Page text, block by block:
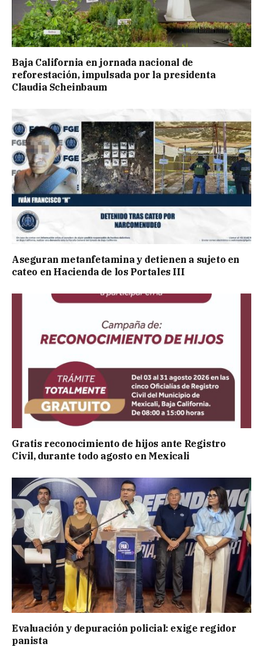
Baja California en jornada nacional de
reforestación, impulsada por la presidenta
Claudia Scheinbaum
Aseguran metanfetamina y detienen a sujeto en
cateo en Hacienda de los Portales III
Gratis reconocimiento de hijos ante Registro
Civil, durante todo agosto en Mexicali
Evaluación y depuración policial: exige regidor
panista